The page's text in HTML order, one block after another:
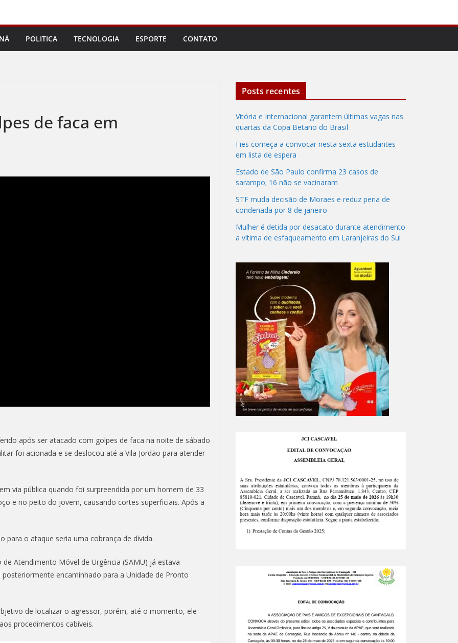
POLITICA TECNOLOGIA ESPORTE CONTATO
de faca em
após ser atacado com golpes de faca na noite de sábado
foi acionada e se deslocou até a Vila Jordão para atender
via pública quando foi surpreendida por um homem de 33
e no peito do jovem, causando cortes superficiais. Após a
para o ataque seria uma cobrança de dívida.
Atendimento Móvel de Urgência (SAMU) já estava
encaminhado para a Unidade de Pronto
de localizar o agressor, porém, até o momento, ele
procedimentos cabíveis.
Posts recentes
Vitória e Internacional garantem últimas vagas nas
quartas da Copa Betano do Brasil
Fies começa a convocar nesta sexta estudantes
em lista de espera
Estado de São Paulo confirma 23 casos de
sarampo; 16 não se vacinaram
STF muda decisão de Moraes e reduz pena de
condenada por 8 de janeiro
Mulher é detida por desacato durante atendimento
a vítima de esfaqueamento em Laranjeiras do Sul